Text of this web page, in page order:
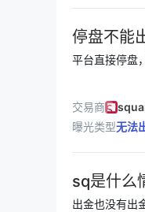
麼？」 沒想到
這就是典型的
據。CWG
停盘不能
平台直接停盘
交易商
曝光类型无法
sq是什么
出金也没有出